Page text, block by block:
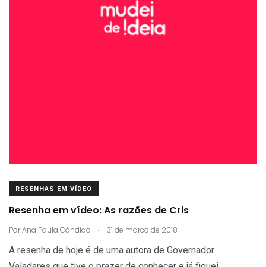
RESENHAS EM VÍDEO
Resenha em vídeo: As razões de Cris
PorAna Paula Cândido . 31 de março de 2018
A resenha de hoje é de uma autora de Governador